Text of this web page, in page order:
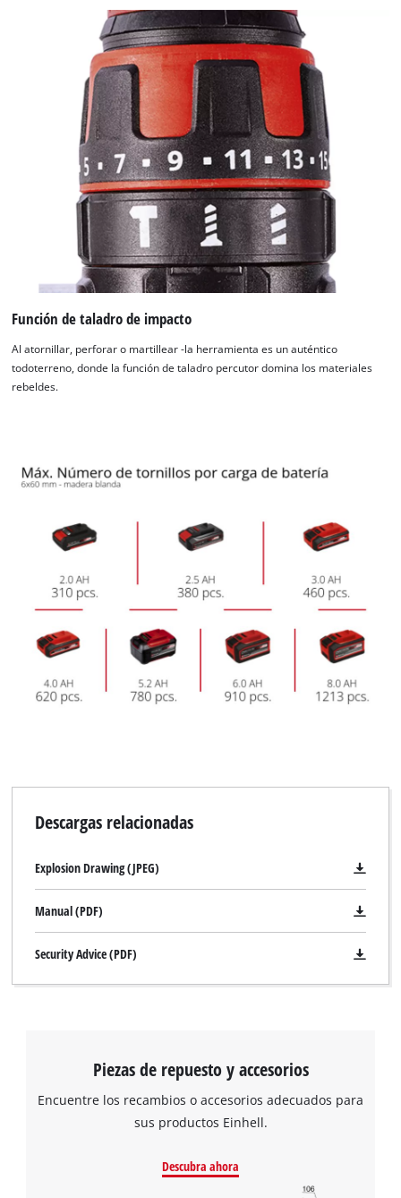
the site with their CMP to add this content
to the list of technologies used.
Powered byUsercentrics Consent
Management Platform
Función de taladro de impacto
Al atornillar, perforar o martillear -la herramienta es un auténtico
todoterreno, donde la función de taladro percutor domina los materiales
rebeldes.
Descargas relacionadas
Explosion Drawing (JPEG)
Manual (PDF)
Security Advice (PDF)
Piezas de repuesto y accesorios
Encuentre los recambios o accesorios adecuados para
sus productos Einhell.
Descubra ahora